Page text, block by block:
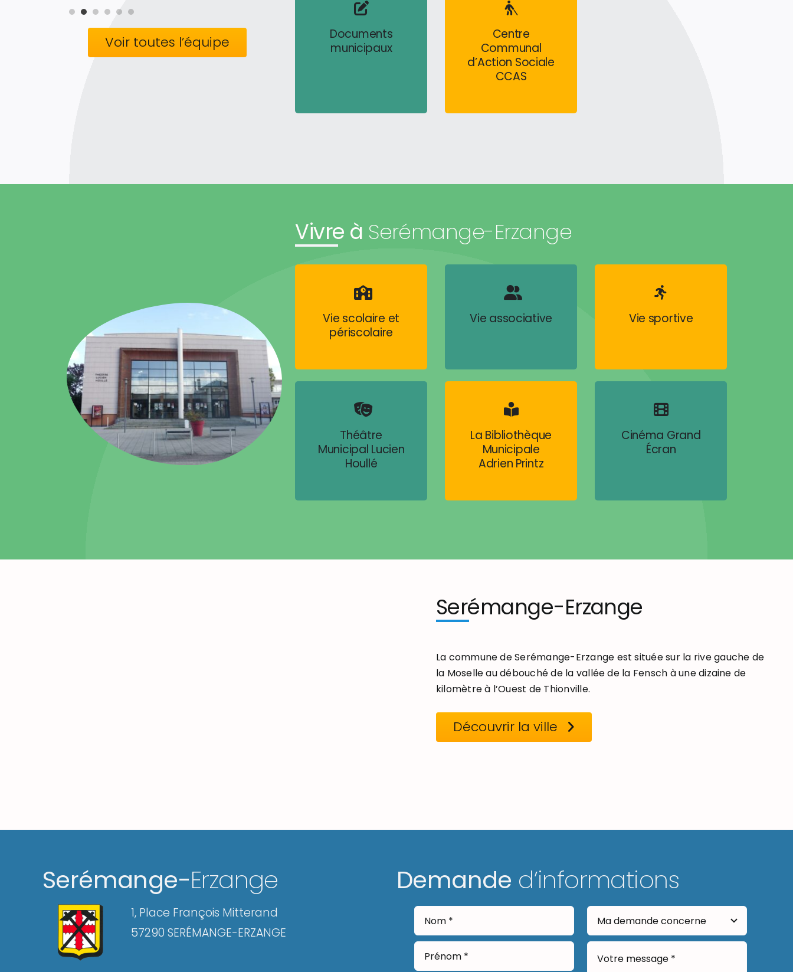
Voir toutes l’équipe
Documents
municipaux
Centre
Communal
d’Action Sociale
CCAS
Vivre à Serémange-Erzange
Vie scolaire et
périscolaire
Vie associative Vie sportive
Théâtre
Municipal Lucien
Houllé
La Bibliothèque
Municipale
Adrien Printz
Cinéma Grand
Écran
Serémange-Erzange
La commune de Serémange-Erzange est située sur la rive gauche de
la Moselle au débouché de la vallée de la Fensch à une dizaine de
kilomètre à l’Ouest de Thionville.
Découvrir la ville
Serémange-Erzange
1, Place François Mitterand
57290 SERÉMANGE-ERZANGE
Demande d’informations